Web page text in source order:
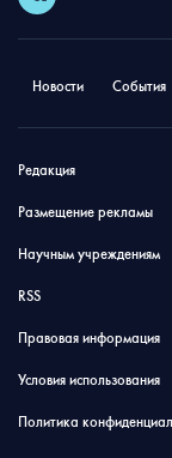
Новости События
Редакция
Размещение рекламы
Научным учреждениям
RSS
Правовая информация
Условия использования
Политика